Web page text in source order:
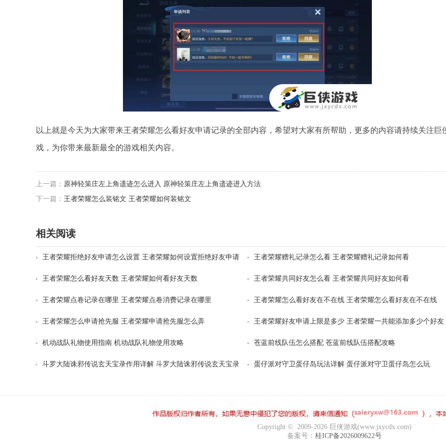
以上就是今天为大家带来王者荣耀怎么看好友申请记录的全部内容，希望对大家有所帮助，更多的内容请持续关注巨
戏，为你带来最新最全的游戏相关内容。
上一篇： 原神轻策庄左上角遗迹怎么进入 原神轻策庄左上角遗迹进入方法
下一篇： 王者荣耀怎么装铭文 王者荣耀如何装铭文
相关阅读
王者荣耀拒绝好友申请怎么设置 王者荣耀如何设置拒绝好友申请 王者荣耀赠礼记录怎么看 王者荣耀赠礼记录如何看
王者荣耀怎么看好友天数 王者荣耀如何看好友天数 王者荣耀共同好友怎么看 王者荣耀共同好友如何看
王者荣耀点卷记录在哪里 王者荣耀点卷消费记录在哪里 王者荣耀怎么看好友在不在线 王者荣耀怎么看好友在不在线
王者荣耀怎么申请抢先服 王者荣耀申请抢先服怎么弄 王者荣耀好友申请上限是多少 王者荣耀一共能添加多少个好友
机动战队礼物使用指南 机动战队礼物使用攻略 苍蓝前线队伍怎么搭配 苍蓝前线队伍搭配攻略
斗罗大陆诛邪传说玄天宝录作用详解 斗罗大陆诛邪传说玄天宝录
蛋仔派对守卫蛋仔岛玩法详解 蛋仔派对守卫蛋仔岛怎么玩
Copyright © 2009-2026 巨侠游戏(www.jxycdx.com)
备案号： 桂ICP备2026009622号